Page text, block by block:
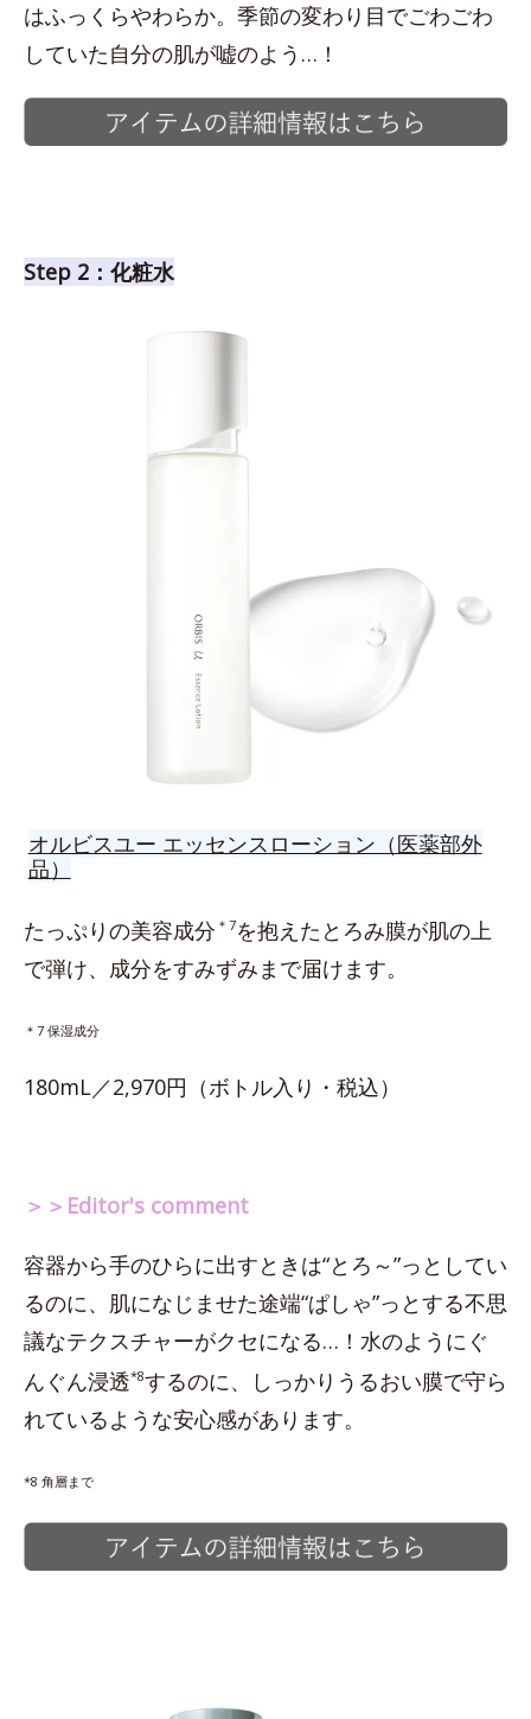
はふっくらやわらか。季節の変わり目でごわごわ
していた自分の肌が嘘のよう…！
Step 2：化粧水
オルビスユー エッセンスローション（医薬部外
品）
たっぷりの美容成分 ＊7を抱えたとろみ膜が肌の上
で弾け、成分をすみずみまで届けます。
＊7 保湿成分
180mL／2,970円（ボトル入り・税込）
＞＞Editor's comment
容器から手のひらに出すときは“とろ～”っとしてい
るのに、肌になじませた途端“ぱしゃ”っとする不思
議なテクスチャーがクセになる…！水のようにぐ
んぐん浸透*8するのに、しっかりうるおい膜で守ら
れているような安心感があります。
*8 角層まで